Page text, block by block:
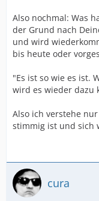
Also nochmal: Was
der Grund nach
und wird
bis heute oder
"Es ist so wie es ist.
wird es wieder dazu
Also ich verstehe
stimmig ist und sich
cura